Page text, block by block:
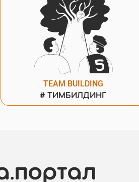
TEAM BUILDING
# ТИМБИЛДИНГ